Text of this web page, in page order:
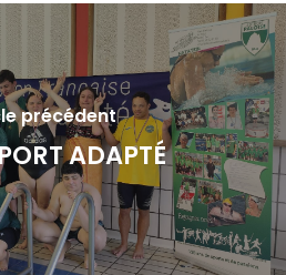
précédent
ADAPTÉ